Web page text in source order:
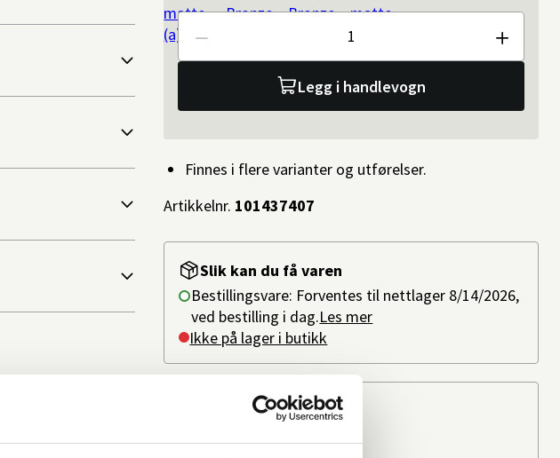
Antall
Legg i handlevogn
Slik kan du få varen
Bestillingsvare: Forventes til nettlager 8/14/2026,
ved bestilling i dag.Les mer
Ikke på lager i butikk
Finnes i flere varianter og utførelser.
Artikkelnr. 101437407
Beregn frakten